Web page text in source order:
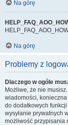
Na górę
Na górę
Problemy z
Dlaczego w ogóle
Możliwe, że nie
wiadomości,
do dodatkowych
wysyłanie prywatnych
możliwość przypisania